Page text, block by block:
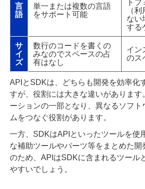
言
語
単一または複数の言語
をサポート可能
ト
（
ない
する
サ
イ
ズ
数行のコードを書くの
みなのでスペースの占
有はなし
イン
のス
APIとSDKは、どちらも開発を効率化
すが、役割には大きな違いがあります
ーションの一部となり、異なるソフト
ムをつなぐ役割があります。
一方、SDKはAPIといったツールを使
な補助ツールやパーツ等をまとめた開
のため、APIはSDKに含まれるツール
やすいでしょう。